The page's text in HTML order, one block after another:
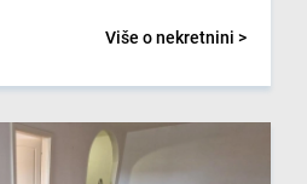
Više o nekretnini >